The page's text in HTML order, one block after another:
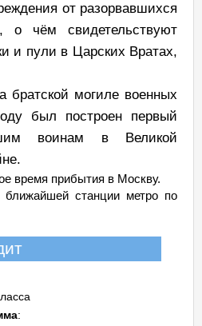
от разорвавшихся
о чём свидетельствуют
и пули в Царских Вратах,
братской могиле военных
был построен первый
воинам в Великой
время прибытия в Москву.
станции метро по
: